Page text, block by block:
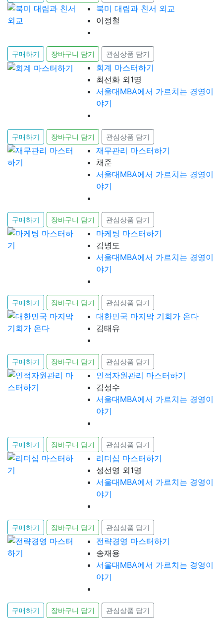
북미 대립과 친서 외교
이정철
구매하기 장바구니 담기 관심상품 담기
회계 마스터하기
최선화 외1명
서울대MBA에서 가르치는 경영이
야기
구매하기 장바구니 담기 관심상품 담기
재무관리 마스터하기
채준
서울대MBA에서 가르치는 경영이
야기
구매하기 장바구니 담기 관심상품 담기
마케팅 마스터하기
김병도
서울대MBA에서 가르치는 경영이
야기
구매하기 장바구니 담기 관심상품 담기
대한민국 마지막 기회가 온다
김태유
구매하기 장바구니 담기 관심상품 담기
인적자원관리 마스터하기
김성수
서울대MBA에서 가르치는 경영이
야기
구매하기 장바구니 담기 관심상품 담기
리더십 마스터하기
성선영 외1명
서울대MBA에서 가르치는 경영이
야기
구매하기 장바구니 담기 관심상품 담기
전략경영 마스터하기
송재용
서울대MBA에서 가르치는 경영이
야기
구매하기 장바구니 담기 관심상품 담기